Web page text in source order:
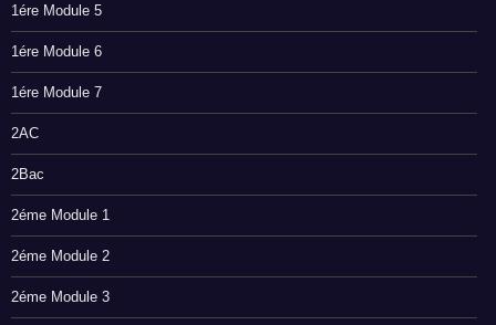
1ére Module 5
1ére Module 6
1ére Module 7
2AC
2Bac
2éme Module 1
2éme Module 2
2éme Module 3